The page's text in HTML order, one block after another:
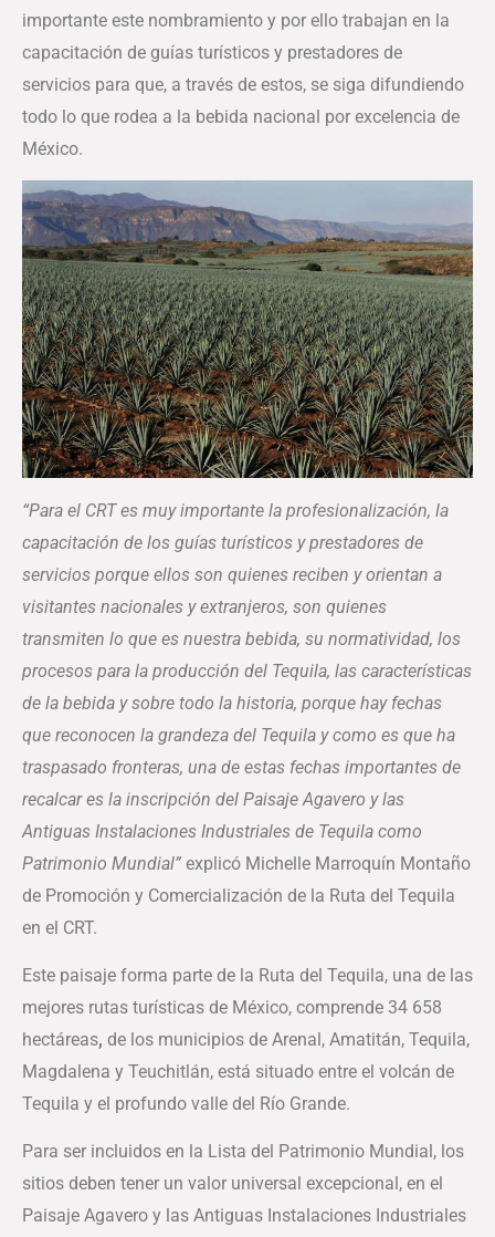
importante este nombramiento y por ello trabajan en la
capacitación de guías turísticos y prestadores de
servicios para que, a través de estos, se siga difundiendo
todo lo que rodea a la bebida nacional por excelencia de
México.
“Para el CRT es muy importante la profesionalización, la
capacitación de los guías turísticos y prestadores de
servicios porque ellos son quienes reciben y orientan a
visitantes nacionales y extranjeros, son quienes
transmiten lo que es nuestra bebida, su normatividad, los
procesos para la producción del Tequila, las características
de la bebida y sobre todo la historia, porque hay fechas
que reconocen la grandeza del Tequila y como es que ha
traspasado fronteras, una de estas fechas importantes de
recalcar es la inscripción del Paisaje Agavero y las
Antiguas Instalaciones Industriales de Tequila como
Patrimonio Mundial” explicó Michelle Marroquín Montaño
de Promoción y Comercialización de la Ruta del Tequila
en el CRT.
Este paisaje forma parte de la Ruta del Tequila, una de las
mejores rutas turísticas de México, comprende 34 658
hectáreas, de los municipios de Arenal, Amatitán, Tequila,
Magdalena y Teuchitlán, está situado entre el volcán de
Tequila y el profundo valle del Río Grande.
Para ser incluidos en la Lista del Patrimonio Mundial, los
sitios deben tener un valor universal excepcional, en el
Paisaje Agavero y las Antiguas Instalaciones Industriales